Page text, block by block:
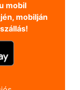
mobil
mobilján